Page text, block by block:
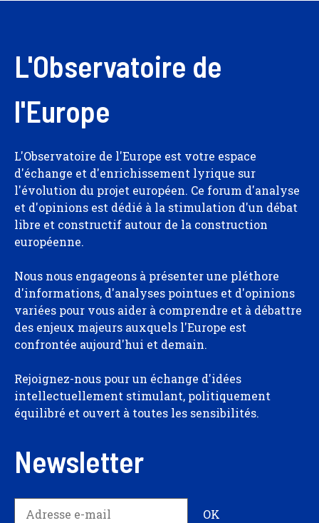
L'Observatoire de
l'Europe
L'Observatoire de l'Europe est votre espace
d'échange et d'enrichissement lyrique sur
l'évolution du projet européen. Ce forum d'analyse
et d'opinions est dédié à la stimulation d'un débat
libre et constructif autour de la construction
européenne.
Nous nous engageons à présenter une pléthore
d'informations, d'analyses pointues et d'opinions
variées pour vous aider à comprendre et à débattre
des enjeux majeurs auxquels l'Europe est
confrontée aujourd'hui et demain.
Rejoignez-nous pour un échange d'idées
intellectuellement stimulant, politiquement
équilibré et ouvert à toutes les sensibilités.
Newsletter